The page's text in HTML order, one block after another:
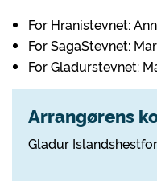
For Hranistevnet:
For SagaStevnet:
For Gladurstevnet:
Arrangørens
Gladur